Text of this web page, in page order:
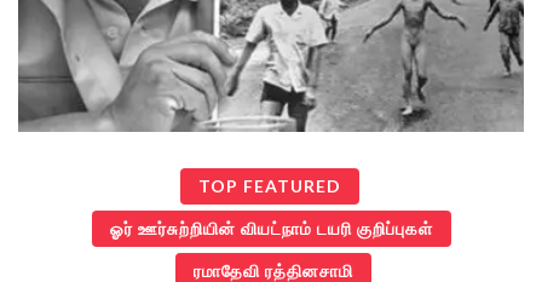
TOP FEATURED
ஓர் ஊர்சுற்றியின் வியட்நாம் டயரி குறிப்புகள்
ரமாதேவி ரத்தினசாமி